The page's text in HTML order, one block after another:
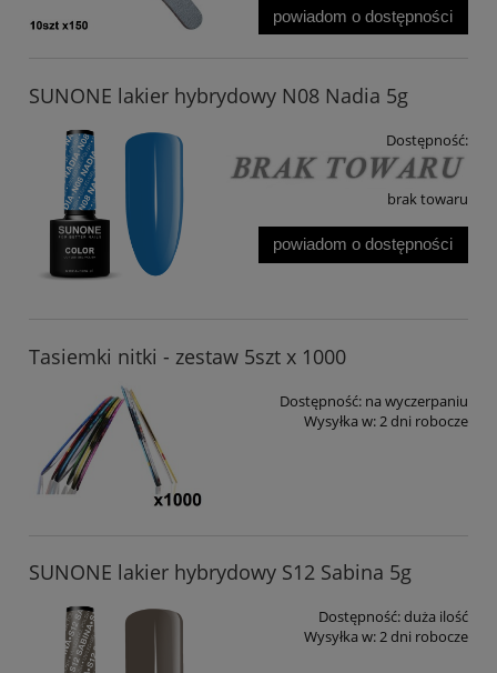
powiadom o dostępności
SUNONE lakier hybrydowy N08 Nadia 5g
Dostępność:
brak towaru
powiadom o dostępności
Tasiemki nitki - zestaw 5szt x 1000
Dostępność: na wyczerpaniu
Wysyłka w: 2 dni robocze
SUNONE lakier hybrydowy S12 Sabina 5g
Dostępność:duża ilość
Wysyłka w:2 dni robocze